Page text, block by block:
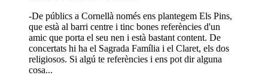
-De públics a Cornellà només ens plantegem Els Pins,
que està al barri centre i tinc bones referències d'un
amic que porta el seu nen i està bastant content. De
concertats hi ha el Sagrada Família i el Claret, els dos
religiosos. Si algú te referències i ens pot dir alguna
cosa...